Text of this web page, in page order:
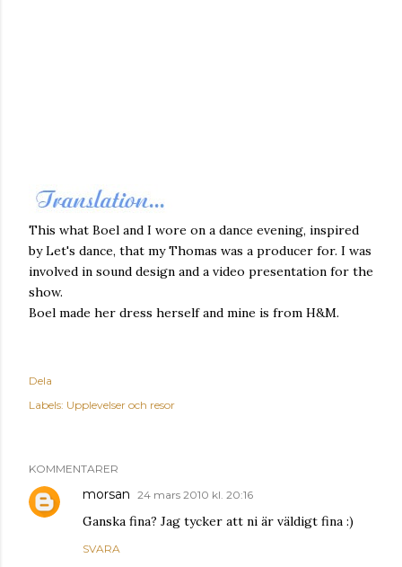
This what Boel and I wore on a dance evening, inspired
by Let's dance, that my Thomas was a producer for. I was
involved in sound design and a video presentation for the
show.
Boel made her dress herself and mine is from H&M.
Dela
Labels: Upplevelser och resor
KOMMENTARER
morsan 24 mars 2010 kl. 20:16
Ganska fina? Jag tycker att ni är väldigt fina :)
SVARA